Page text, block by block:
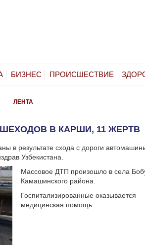
БИЗНЕС ПРОИСШЕСТВИЕ
ЛЕНТА
В КАРШИ, 11 ЖЕРТВ
в результате схода с дороги
Узбекистана.
Массовое ДТП произошло в села
Камашинского района.
Госпитализированные оказывается
медицинская помощь.